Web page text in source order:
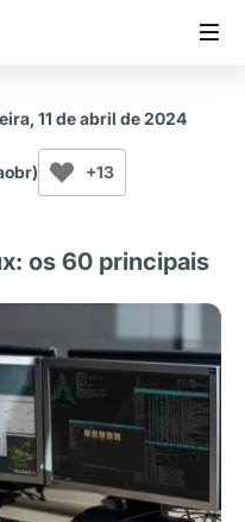
11 de abril de 2024
+13
os 60 principais